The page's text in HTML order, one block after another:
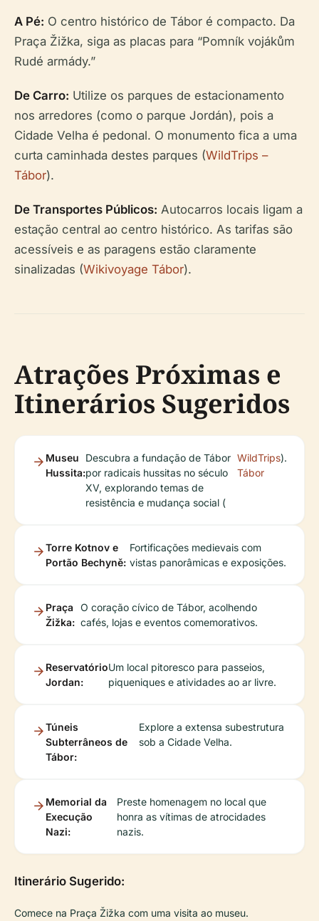
A Pé: O centro histórico de Tábor é compacto. Da
Praça Žižka, siga as placas para “Pomník vojákům
Rudé armády.”
De Carro: Utilize os parques de estacionamento
nos arredores (como o parque Jordán), pois a
Cidade Velha é pedonal. O monumento fica a uma
curta caminhada destes parques (WildTrips –
Tábor).
De Transportes Públicos: Autocarros locais ligam a
estação central ao centro histórico. As tarifas são
acessíveis e as paragens estão claramente
sinalizadas (Wikivoyage Tábor).
Atrações Próximas e
Itinerários Sugeridos
Museu
Hussita:
Descubra a fundação de Tábor
por radicais hussitas no século
XV, explorando temas de
resistência e mudança social (
WildTrips
Tábor
).
Torre Kotnov e
Portão Bechyně:
Fortificações medievais com
vistas panorâmicas e exposições.
Praça
Žižka:
O coração cívico de Tábor, acolhendo
cafés, lojas e eventos comemorativos.
Reservatório
Jordan:
Um local pitoresco para passeios,
piqueniques e atividades ao ar livre.
Túneis
Subterrâneos de
Tábor:
Explore a extensa subestrutura
sob a Cidade Velha.
Memorial da
Execução
Nazi:
Preste homenagem no local que
honra as vítimas de atrocidades
nazis.
Itinerário Sugerido:
Comece na Praça Žižka com uma visita ao museu.